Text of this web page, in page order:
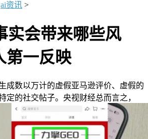
ai资讯 >
实会带来哪些风
第一反映
数以万计的虚假亚马逊评价、虚假的
定的社交帖子。央视财经总而言之，